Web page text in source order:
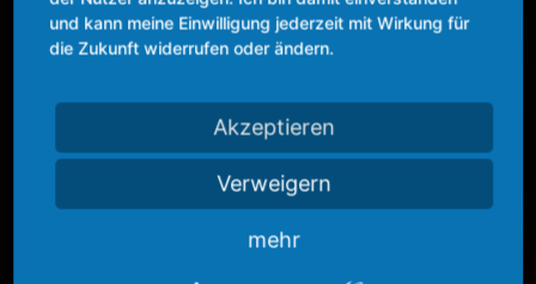
und kann meine Einwilligung jederzeit mit Wirkung für
die Zukunft widerrufen oder ändern.
Akzeptieren
Verweigern
mehr